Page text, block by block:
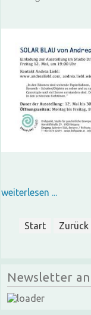
weiterlesen ...
Start Zurück
Newsletter